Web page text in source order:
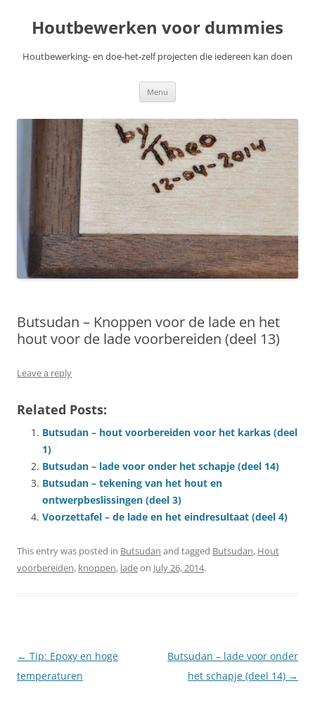
content
Houtbewerken voor dummies
Houtbewerking- en doe-het-zelf projecten die iedereen kan doen
Menu
Butsudan – Knoppen voor de lade en het
hout voor de lade voorbereiden (deel 13)
Leave a reply
Related Posts:
Butsudan – hout voorbereiden voor het karkas (deel
1)
Butsudan – lade voor onder het schapje (deel 14)
Butsudan – tekening van het hout en
ontwerpbeslissingen (deel 3)
Voorzettafel – de lade en het eindresultaat (deel 4)
This entry was posted in Butsudan and tagged Butsudan, Hout
voorbereiden, knoppen, ladeon July 26, 2014.
Post
navigation
← Tip: Epoxy en hoge
temperaturen
Butsudan – lade voor onder
het schapje (deel 14) →